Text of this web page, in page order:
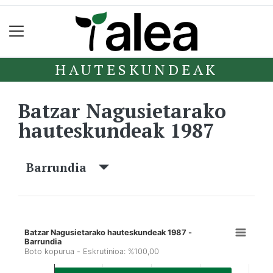
HAUTESKUNDEAK
Batzar Nagusietarako
hauteskundeak 1987
Barrundia
Batzar Nagusietarako hauteskundeak 1987 -
Barrundia
Boto kopurua - Eskrutinioa: %100,00